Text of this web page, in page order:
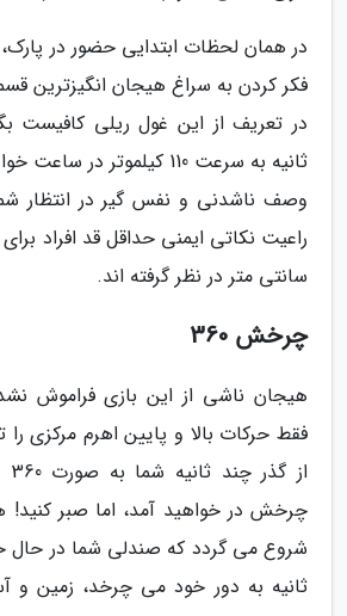
در همان لحظات ابتدایی حضور در
فکر کردن به سراغ هیجان انگیزترین
ثانیه به سرعت 110 کیلموتر
وصف ناشدنی و نفس گیر در انتظار
سانتی متر در نظر گرفته اند.
چرخش 360
هیجان ناشی از این بازی فراموش
فقط حرکات بالا و پایین اهرم مرکزی را
چرخش در خواهید آمد، اما صبر کنید!
شروع می گردد که صندلی شما در حال
ثانیه به دور خود می چرخد، زمین و